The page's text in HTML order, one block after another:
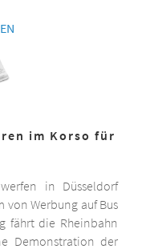
im Korso für
in Düsseldorf
von Werbung auf Bus
fährt die Rheinbahn
Demonstration der